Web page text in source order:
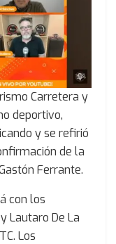
Carretera y
deportivo,
y se refirió
de la
Ferrante.
con los
Lautaro De La
Los